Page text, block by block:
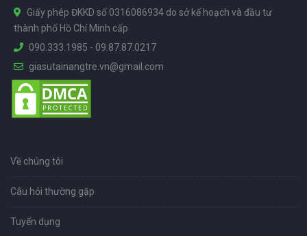
Giấy phép ĐKKD số 0316086934 do sở kế hoạch và đầu tư
thành phố Hồ Chí Minh cấp
090.333.1985 - 09.87.87.0217
giasutainangtre.vn@gmail.com
Về chúng tôi
Câu hỏi thường gặp
Tuyển dụng